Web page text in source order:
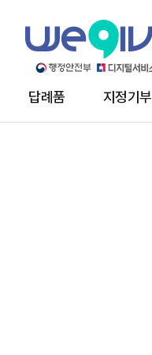
메
답례품 지정기부